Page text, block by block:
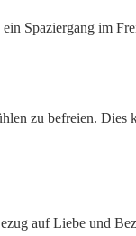
Spaziergang im
zu befreien. Dies
auf Liebe und